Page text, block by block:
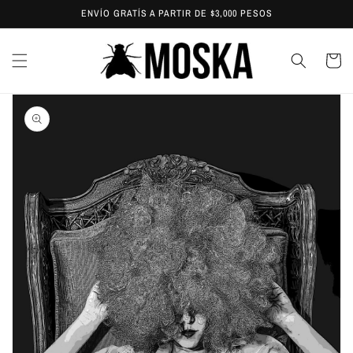
directamente
al contenido
ENVÍO GRATÍS A PARTIR DE $3,000 PESOS
Carrito
directamente
información